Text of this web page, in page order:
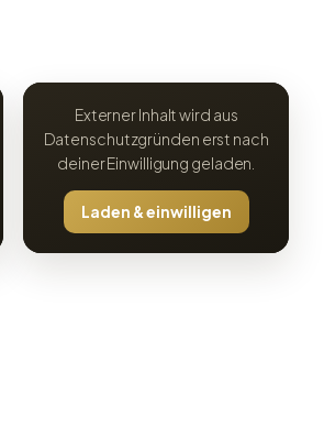
Externer Inhalt wird aus
Datenschutzgründen erst nach
deiner Einwilligung geladen.
Laden & einwilligen